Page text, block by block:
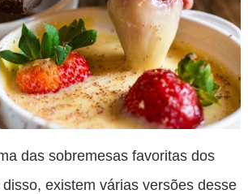
das sobremesas favoritas dos
existem várias versões desse